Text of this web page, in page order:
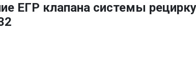
ЕГР клапана системы